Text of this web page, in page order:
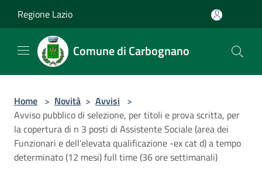
Regione Lazio
Comune di Carbognano
Home > Novità > Avvisi >
Avviso pubblico di selezione, per titoli e prova scritta, per
la copertura di n 3 posti di Assistente Sociale (area dei
Funzionari e dell’elevata qualificazione -ex cat d) a tempo
determinato (12 mesi) full time (36 ore settimanali)